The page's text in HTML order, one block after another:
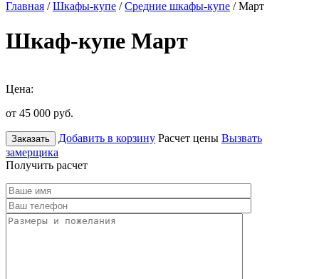
Главная /Шкафы-купе /Средние шкафы-купе / Март
Шкаф-купе Март
Цена:
от 45 000 руб.
Заказать Добавить в корзину Расчет цены Вызвать
замерщика
Получить расчет